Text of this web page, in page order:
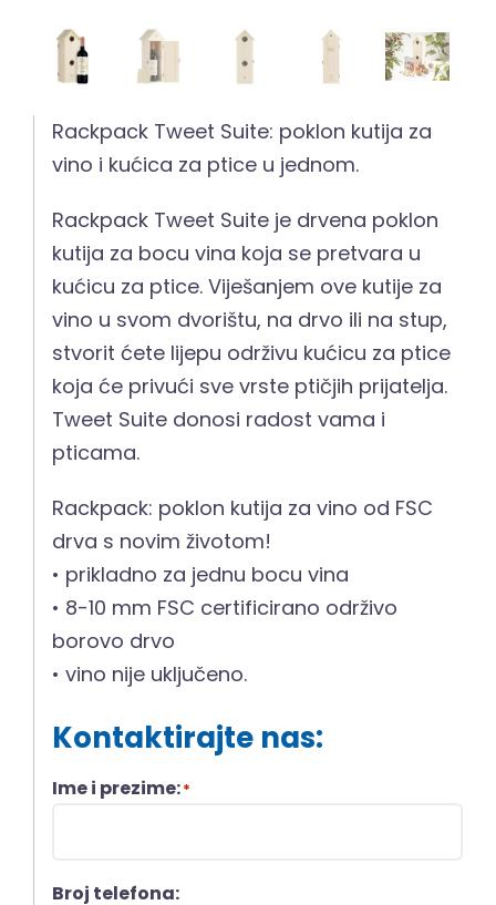
Rackpack Tweet Suite: poklon kutija za
vino i kućica za ptice u jednom.
Rackpack Tweet Suite je drvena poklon
kutija za bocu vina koja se pretvara u
kućicu za ptice. Viješanjem ove kutije za
vino u svom dvorištu, na drvo ili na stup,
stvorit ćete lijepu održivu kućicu za ptice
koja će privući sve vrste ptičjih prijatelja.
Tweet Suite donosi radost vama i
pticama.
Rackpack: poklon kutija za vino od FSC
drva s novim životom!
• prikladno za jednu bocu vina
• 8-10 mm FSC certificirano održivo
borovo drvo
• vino nije uključeno.
Kontaktirajte nas:
Ime i prezime:*
Broj telefona: